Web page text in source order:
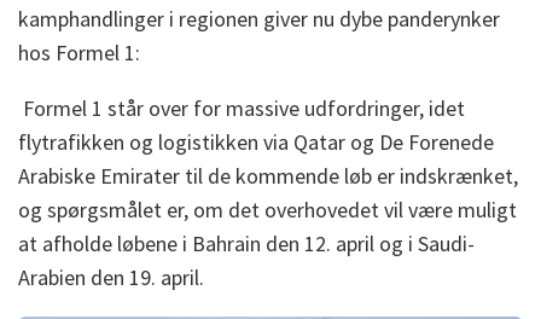
kamphandlinger i regionen giver nu dybe panderynker
hos Formel 1:
Formel 1 står over for massive udfordringer, idet
flytrafikken og logistikken via Qatar og De Forenede
Arabiske Emirater til de kommende løb er indskrænket,
og spørgsmålet er, om det overhovedet vil være muligt
at afholde løbene i Bahrain den 12. april og i Saudi-
Arabien den 19. april.